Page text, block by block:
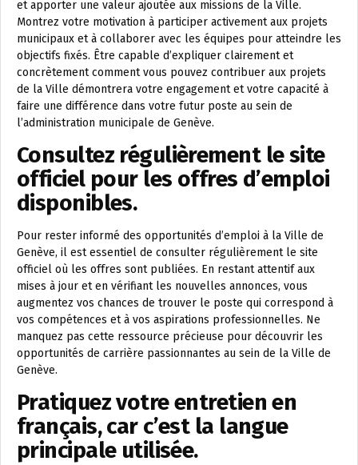
et apporter une valeur ajoutée aux missions de la Ville.
Montrez votre motivation à participer activement aux projets
municipaux et à collaborer avec les équipes pour atteindre les
objectifs fixés. Être capable d’expliquer clairement et
concrètement comment vous pouvez contribuer aux projets
de la Ville démontrera votre engagement et votre capacité à
faire une différence dans votre futur poste au sein de
l’administration municipale de Genève.
Consultez régulièrement le site
officiel pour les offres d’emploi
disponibles.
Pour rester informé des opportunités d’emploi à la Ville de
Genève, il est essentiel de consulter régulièrement le site
officiel où les offres sont publiées. En restant attentif aux
mises à jour et en vérifiant les nouvelles annonces, vous
augmentez vos chances de trouver le poste qui correspond à
vos compétences et à vos aspirations professionnelles. Ne
manquez pas cette ressource précieuse pour découvrir les
opportunités de carrière passionnantes au sein de la Ville de
Genève.
Pratiquez votre entretien en
français, car c’est la langue
principale utilisée.